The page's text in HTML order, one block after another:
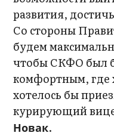
развития,
Со стороны
будем
чтобы СКФО был
комфортным, где
хотелось бы
курирующий
Новак.